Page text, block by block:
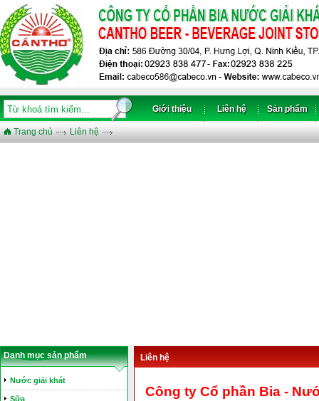
Giới thiệu Liên hệ Sản phẩm
Trang chủ Liên hệ
Danh mục sản phẩm
Nước giải khát
Sữa
Liên hệ
Công ty Cổ phần Bia -